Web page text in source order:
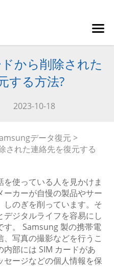
から削除された
する方法?
2023-10-18
データ復元 >
された連絡先を復元する
使っている人を見かけま
カーが自慢の製品やサー
しのぎを削っています。そ
デジタルライフを容易にし
す。 Samsung 製の携帯電
写真の撮影などを行うこ
部には SIM カードがあ
セージなどの個人情報を保